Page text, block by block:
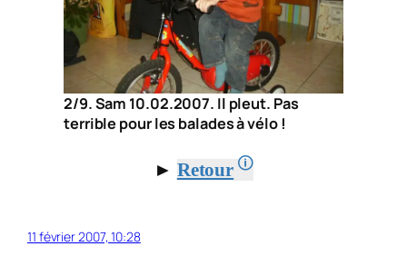
2/9. Sam 10.02.2007. Il pleut. Pas
terrible pour les balades à vélo !
► Retour 🛈
11 février 2007, 10:28